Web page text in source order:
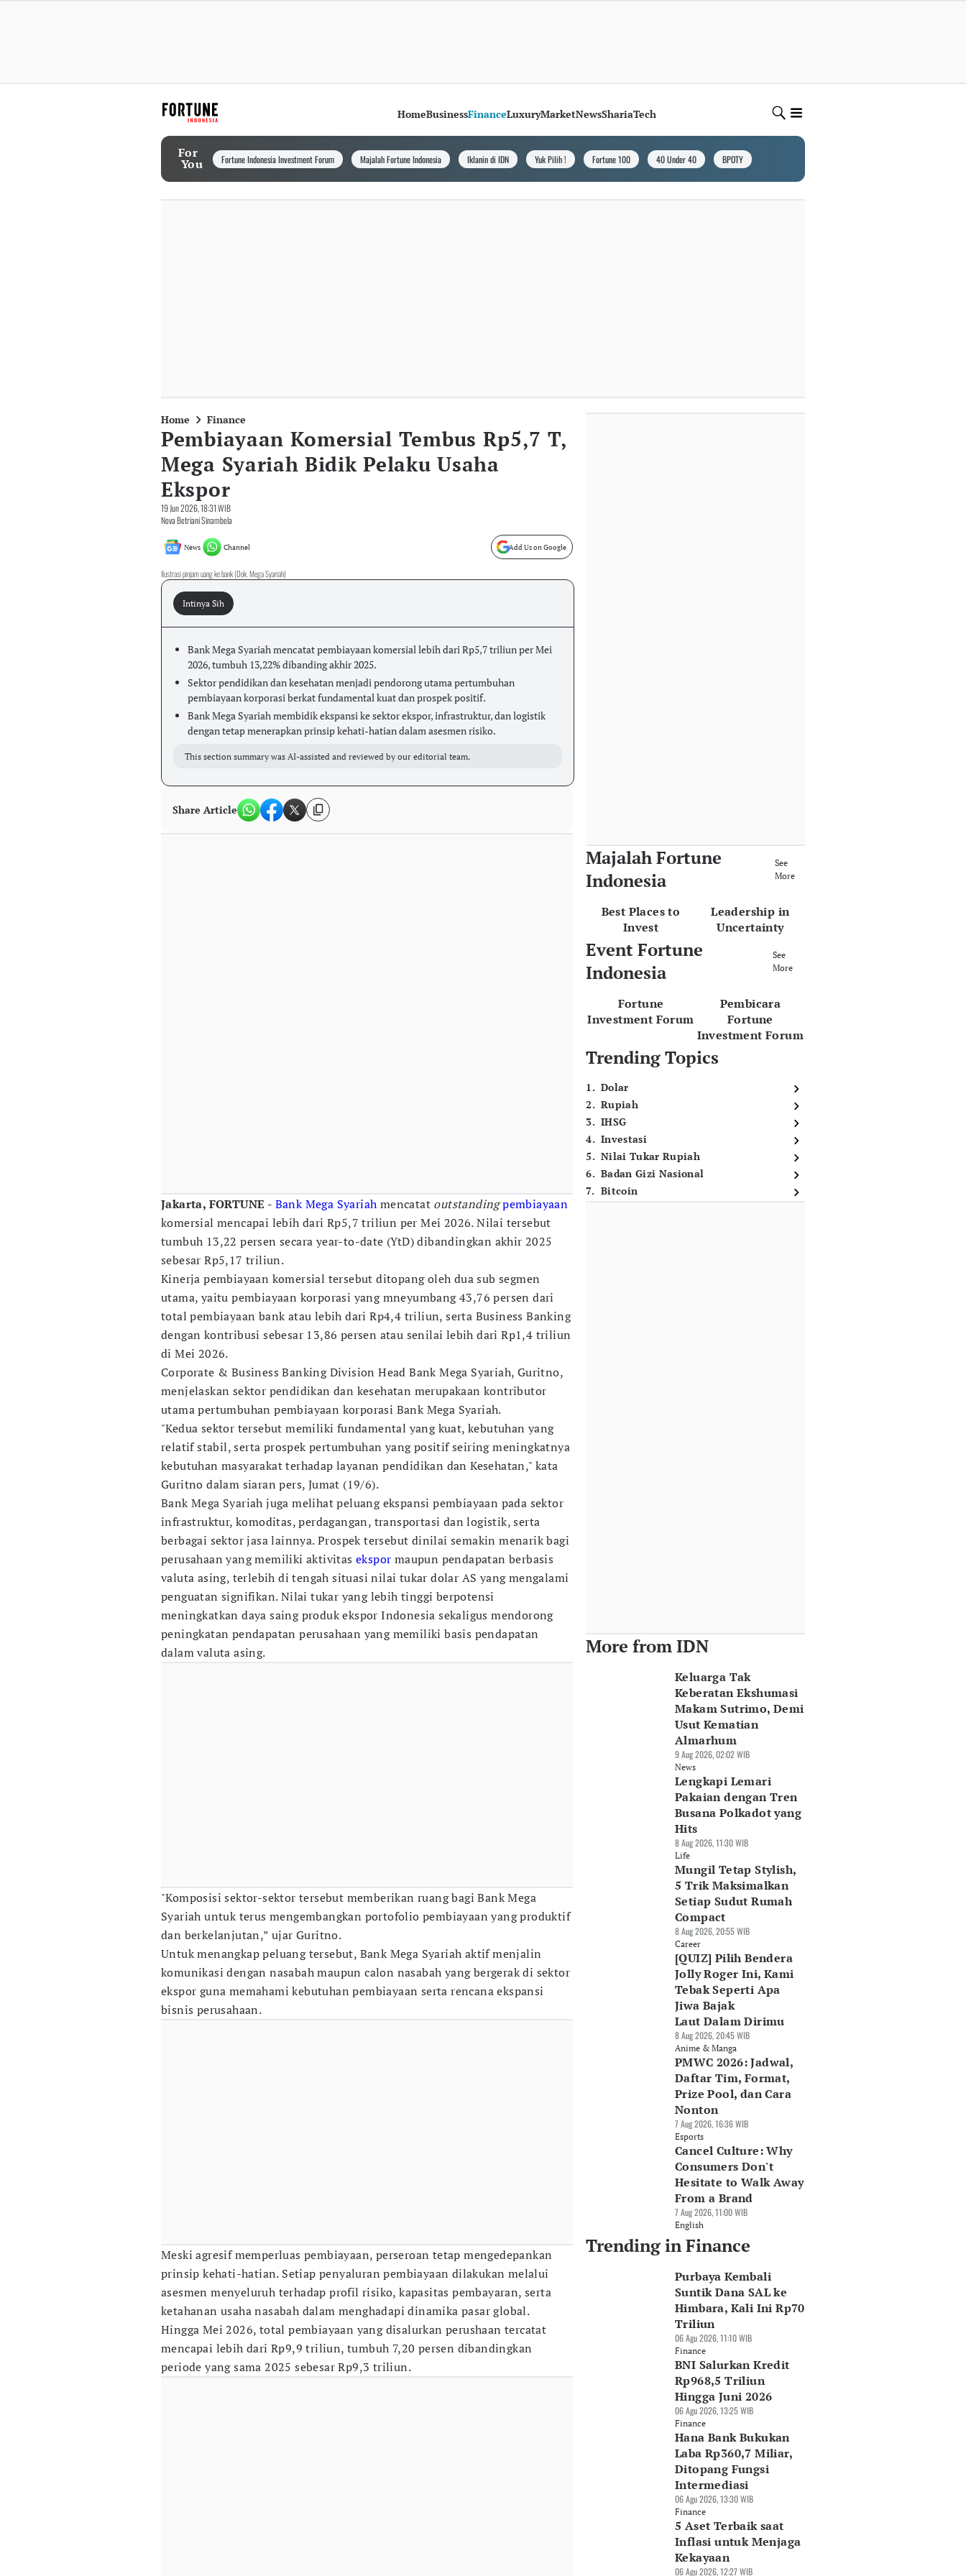
HomeBusinessFinanceLuxuryMarketNewsShariaTech
For
You Fortune Indonesia Investment Forum Majalah Fortune Indonesia Iklanin di IDN Yuk Pilih ! Fortune 100 40 Under 40 BPOTY
Home Finance
Pembiayaan Komersial Tembus Rp5,7 T,
Mega Syariah Bidik Pelaku Usaha
Ekspor
19 Jun 2026, 18:31 WIB
Nova Betriani Sinambela
News Channel Add Us on Google
Ilustrasi pinjam uang ke bank (Dok. Mega Syariah)
Intinya Sih
Bank Mega Syariah mencatat pembiayaan komersial lebih dari Rp5,7 triliun per Mei
2026, tumbuh 13,22% dibanding akhir 2025.
Sektor pendidikan dan kesehatan menjadi pendorong utama pertumbuhan
pembiayaan korporasi berkat fundamental kuat dan prospek positif.
Bank Mega Syariah membidik ekspansi ke sektor ekspor, infrastruktur, dan logistik
dengan tetap menerapkan prinsip kehati-hatian dalam asesmen risiko.
This section summary was AI-assisted and reviewed by our editorial team.
Share Article
Jakarta, FORTUNE - Bank Mega Syariah mencatat outstandingpembiayaan
komersial mencapai lebih dari Rp5,7 triliun per Mei 2026. Nilai tersebut
tumbuh 13,22 persen secara year-to-date (YtD) dibandingkan akhir 2025
sebesar Rp5,17 triliun.
Kinerja pembiayaan komersial tersebut ditopang oleh dua sub segmen
utama, yaitu pembiayaan korporasi yang mneyumbang 43,76 persen dari
total pembiayaan bank atau lebih dari Rp4,4 triliun, serta Business Banking
dengan kontribusi sebesar 13,86 persen atau senilai lebih dari Rp1,4 triliun
di Mei 2026.
Corporate & Business Banking Division Head Bank Mega Syariah, Guritno,
menjelaskan sektor pendidikan dan kesehatan merupakaan kontributor
utama pertumbuhan pembiayaan korporasi Bank Mega Syariah.
"Kedua sektor tersebut memiliki fundamental yang kuat, kebutuhan yang
relatif stabil, serta prospek pertumbuhan yang positif seiring meningkatnya
kebutuhan masyarakat terhadap layanan pendidikan dan Kesehatan," kata
Guritno dalam siaran pers, Jumat (19/6).
Bank Mega Syariah juga melihat peluang ekspansi pembiayaan pada sektor
infrastruktur, komoditas, perdagangan, transportasi dan logistik, serta
berbagai sektor jasa lainnya. Prospek tersebut dinilai semakin menarik bagi
perusahaan yang memiliki aktivitas ekspor maupun pendapatan berbasis
valuta asing, terlebih di tengah situasi nilai tukar dolar AS yang mengalami
penguatan signifikan. Nilai tukar yang lebih tinggi berpotensi
meningkatkan daya saing produk ekspor Indonesia sekaligus mendorong
peningkatan pendapatan perusahaan yang memiliki basis pendapatan
dalam valuta asing.
"Komposisi sektor-sektor tersebut memberikan ruang bagi Bank Mega
Syariah untuk terus mengembangkan portofolio pembiayaan yang produktif
dan berkelanjutan,” ujar Guritno.
Untuk menangkap peluang tersebut, Bank Mega Syariah aktif menjalin
komunikasi dengan nasabah maupun calon nasabah yang bergerak di sektor
ekspor guna memahami kebutuhan pembiayaan serta rencana ekspansi
bisnis perusahaan.
Meski agresif memperluas pembiayaan, perseroan tetap mengedepankan
prinsip kehati-hatian. Setiap penyaluran pembiayaan dilakukan melalui
asesmen menyeluruh terhadap profil risiko, kapasitas pembayaran, serta
ketahanan usaha nasabah dalam menghadapi dinamika pasar global.
Hingga Mei 2026, total pembiayaan yang disalurkan perushaan tercatat
mencapai lebih dari Rp9,9 triliun, tumbuh 7,20 persen dibandingkan
periode yang sama 2025 sebesar Rp9,3 triliun.
Majalah Fortune
Indonesia
See
More
Best Places to
Invest
Leadership in
Uncertainty
Event Fortune
Indonesia
See
More
Fortune
Investment Forum
Pembicara
Fortune
Investment Forum
Trending Topics
1. Dolar
2. Rupiah
3. IHSG
4. Investasi
5. Nilai Tukar Rupiah
6. Badan Gizi Nasional
7. Bitcoin
More from IDN
Keluarga Tak
Keberatan Ekshumasi
Makam Sutrimo, Demi
Usut Kematian
Almarhum
9 Aug 2026, 02:02 WIB
News
Lengkapi Lemari
Pakaian dengan Tren
Busana Polkadot yang
Hits
8 Aug 2026, 11:30 WIB
Life
Mungil Tetap Stylish,
5 Trik Maksimalkan
Setiap Sudut Rumah
Compact
8 Aug 2026, 20:55 WIB
Career
[QUIZ] Pilih Bendera
Jolly Roger Ini, Kami
Tebak Seperti Apa
Jiwa Bajak
Laut Dalam Dirimu
8 Aug 2026, 20:45 WIB
Anime & Manga
PMWC 2026: Jadwal,
Daftar Tim, Format,
Prize Pool, dan Cara
Nonton
7 Aug 2026, 16:36 WIB
Esports
Cancel Culture: Why
Consumers Don't
Hesitate to Walk Away
From a Brand
7 Aug 2026, 11:00 WIB
English
Trending in Finance
Purbaya Kembali
Suntik Dana SAL ke
Himbara, Kali Ini Rp70
Triliun
06 Agu 2026, 11:10 WIB
Finance
BNI Salurkan Kredit
Rp968,5 Triliun
Hingga Juni 2026
06 Agu 2026, 13:25 WIB
Finance
Hana Bank Bukukan
Laba Rp360,7 Miliar,
Ditopang Fungsi
Intermediasi
06 Agu 2026, 13:30 WIB
Finance
5 Aset Terbaik saat
Inflasi untuk Menjaga
Kekayaan
06 Agu 2026, 12:27 WIB